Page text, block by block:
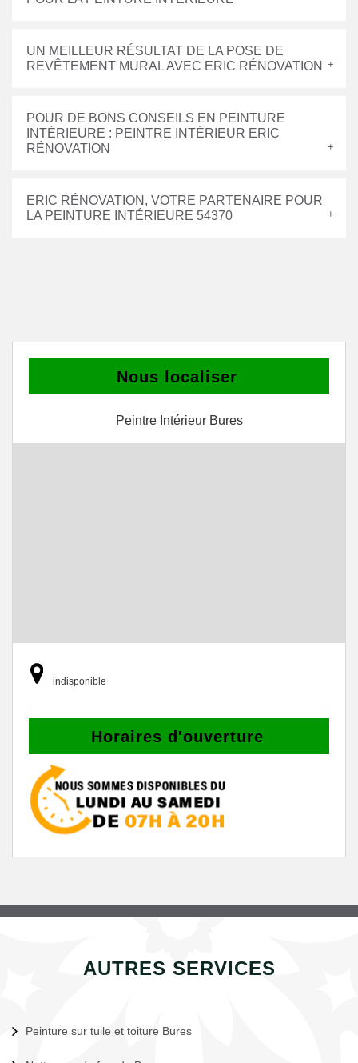
UN MEILLEUR RÉSULTAT DE LA POSE DE
REVÊTEMENT MURAL AVEC ERIC RÉNOVATION
POUR DE BONS CONSEILS EN PEINTURE
INTÉRIEURE : PEINTRE INTÉRIEUR ERIC
RÉNOVATION
ERIC RÉNOVATION, VOTRE PARTENAIRE POUR
LA PEINTURE INTÉRIEURE 54370
Nous localiser
Peintre Intérieur Bures
indisponible
Horaires d'ouverture
AUTRES SERVICES
Peinture sur tuile et toiture Bures